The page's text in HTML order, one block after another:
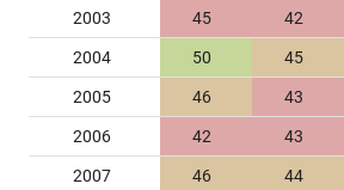
2003 45 42
2004 50 45
2005 46 43
2006 42 43
2007 46 44